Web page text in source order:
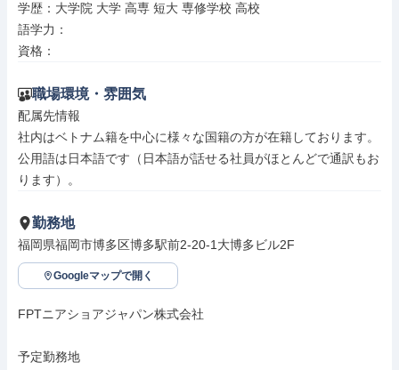
学歴：大学院 大学 高専 短大 専修学校 高校
語学力：
資格：
職場環境・雰囲気
配属先情報
社内はベトナム籍を中心に様々な国籍の方が在籍しております。
公用語は日本語です（日本語が話せる社員がほとんどで通訳もお
ります）。
勤務地
福岡県福岡市博多区博多駅前2-20-1大博多ビル2F
Googleマップで開く
FPTニアショアジャパン株式会社
予定勤務地